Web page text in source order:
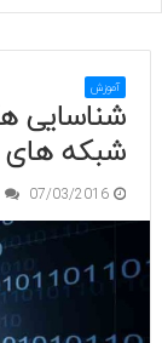
آموزش
شناسایی
شبکه های
07/03/2016
63